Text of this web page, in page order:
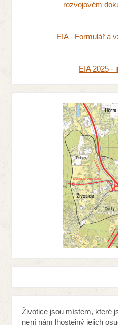
rozvojovém
EIA - Formulář a
EIA 2025 -
Životice jsou místem, které
není nám lhostejný jejich